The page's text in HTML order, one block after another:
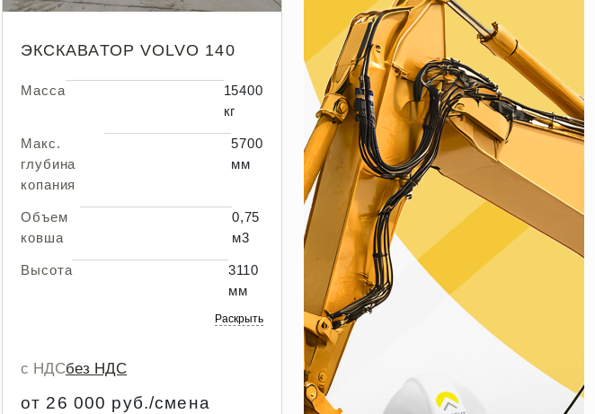
ЭКСКАВАТОР VOLVO 140
Масса
15400
кг
Макс.
глубина
копания
5700
мм
Объем
ковша
0,75
м3
Высота
3110
мм
Раскрыть
с НДСбез НДС
от 26 000 руб./смена